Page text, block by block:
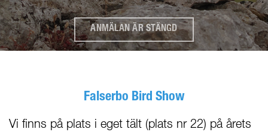
ANMÄLAN ÄR STÄNGD
Falserbo Bird Show
Vi finns på plats i eget tält (plats nr 22) på årets